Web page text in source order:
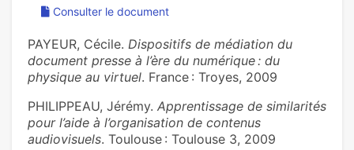
Consulter le document
PAYEUR, Cécile. Dispositifs de médiation du
document presse à l’ère du numérique : du
physique au virtuel. France : Troyes, 2009
PHILIPPEAU, Jérémy. Apprentissage de similarités
pour l’aide à l’organisation de contenus
audiovisuels. Toulouse : Toulouse 3, 2009